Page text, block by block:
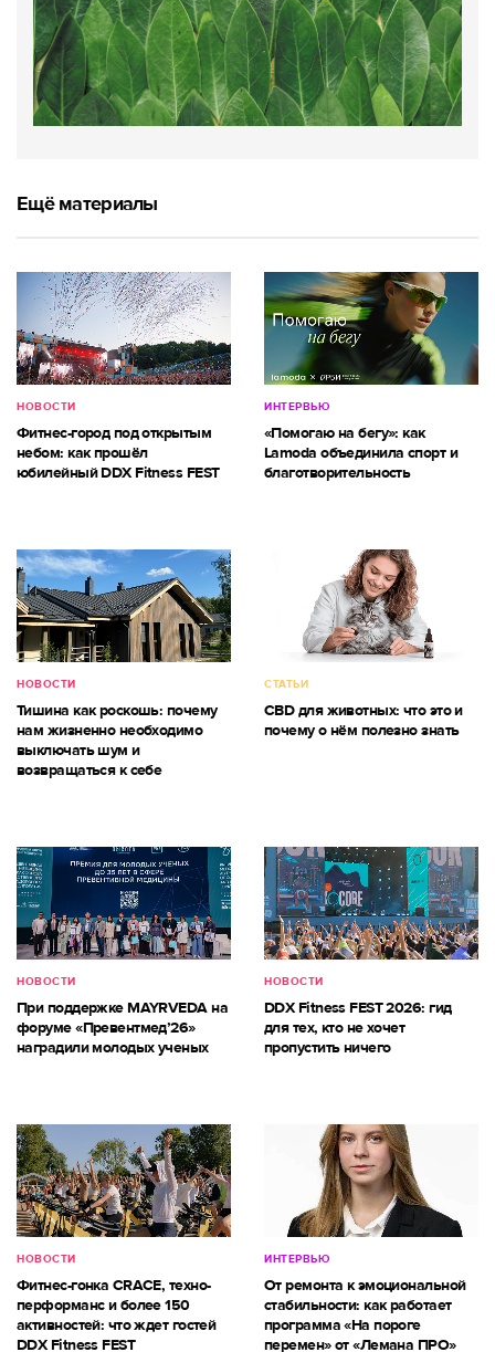
Ещё материалы
НОВОСТИ
Фитнес-город под открытым
небом: как прошёл
юбилейный DDX Fitness FEST
ИНТЕРВЬЮ
«Помогаю на бегу»: как
Lamoda объединила спорт и
благотворительность
НОВОСТИ
Тишина как роскошь: почему
нам жизненно необходимо
выключать шум и
возвращаться к себе
СТАТЬИ
CBD для животных: что это и
почему о нём полезно знать
НОВОСТИ
При поддержке MAYRVEDA на
форуме «Превентмед’26»
наградили молодых ученых
НОВОСТИ
DDX Fitness FEST 2026: гид
для тех, кто не хочет
пропустить ничего
НОВОСТИ
Фитнес-гонка CRACE, техно-
перформанс и более 150
активностей: что ждет гостей
DDX Fitness FEST
ИНТЕРВЬЮ
От ремонта к эмоциональной
стабильности: как работает
программа «На пороге
перемен» от «Лемана ПРО»